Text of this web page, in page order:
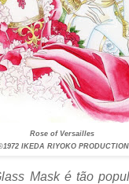
Rose of Versailles
IKEDA RIYOKO PRODUCTION
Mask é tão